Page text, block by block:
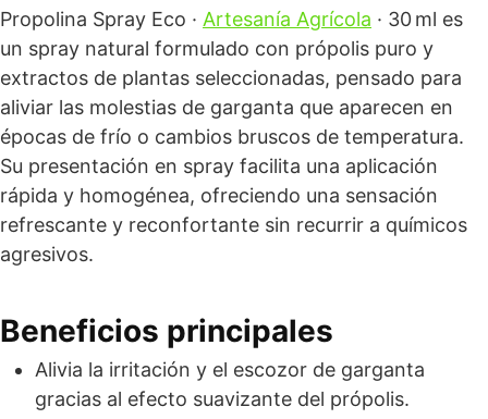
Propolina Spray Eco · Artesanía Agrícola · 30 ml es
un spray natural formulado con própolis puro y
extractos de plantas seleccionadas, pensado para
aliviar las molestias de garganta que aparecen en
épocas de frío o cambios bruscos de temperatura.
Su presentación en spray facilita una aplicación
rápida y homogénea, ofreciendo una sensación
refrescante y reconfortante sin recurrir a químicos
agresivos.
Beneficios principales
Alivia la irritación y el escozor de garganta
gracias al efecto suavizante del própolis.